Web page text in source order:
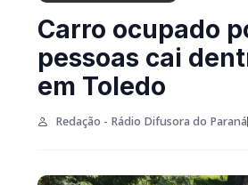
Carro ocupado
pessoas cai
Toledo
Redação - Rádio Difusora do Paraná